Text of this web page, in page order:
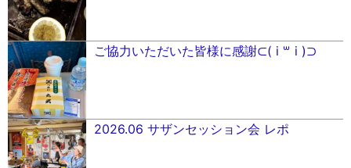
ご協力いただいた皆様に感謝⊂( i ꒳ i )⊃
2026.06 サザンセッション会 レポ